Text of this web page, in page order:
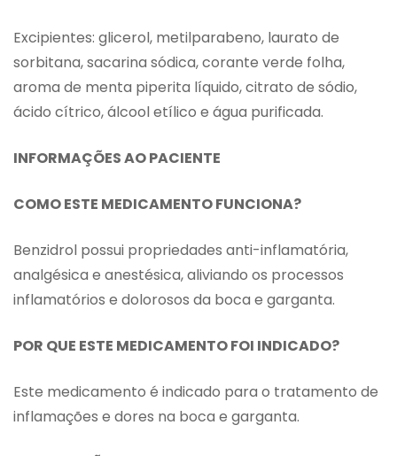
Excipientes: glicerol, metilparabeno, laurato de
sorbitana, sacarina sódica, corante verde folha,
aroma de menta piperita líquido, citrato de sódio,
ácido cítrico, álcool etílico e água purificada.
INFORMAÇÕES AO PACIENTE
COMO ESTE MEDICAMENTO FUNCIONA?
Benzidrol possui propriedades anti-inflamatória,
analgésica e anestésica, aliviando os processos
inflamatórios e dolorosos da boca e garganta.
POR QUE ESTE MEDICAMENTO FOI INDICADO?
Este medicamento é indicado para o tratamento de
inflamações e dores na boca e garganta.